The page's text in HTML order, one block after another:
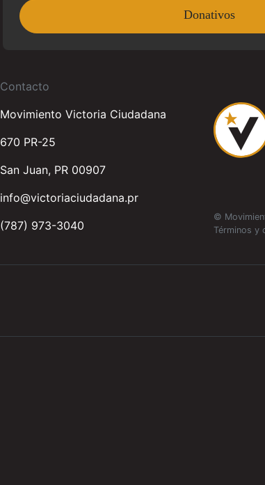
Donativos
Contacto
Movimiento Victoria Ciudadana
670 PR-25
San Juan, PR 00907
info@victoriaciudadana.pr
(787) 973-3040
©
Términos y